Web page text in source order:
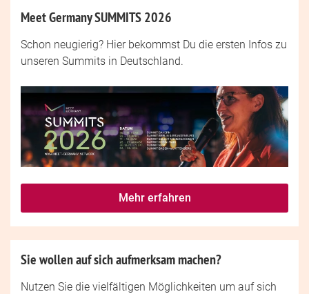
Meet Germany SUMMITS 2026
Schon neugierig? Hier bekommst Du die ersten Infos zu
unseren Summits in Deutschland.
Mehr erfahren
Sie wollen auf sich aufmerksam machen?
Nutzen Sie die vielfältigen Möglichkeiten um auf sich